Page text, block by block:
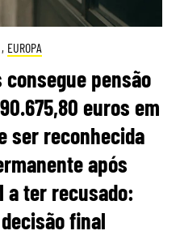
, EUROPA
consegue pensão
euros em
ser reconhecida
após
a ter recusado:
final